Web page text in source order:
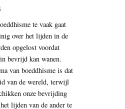
te vaak gaat
over het lijden in de
opgelost voordat
bevrijd kan wanen.
van boeddhisme is dat
van de wereld, terwijl
onze bevrijding
lijden van de ander te